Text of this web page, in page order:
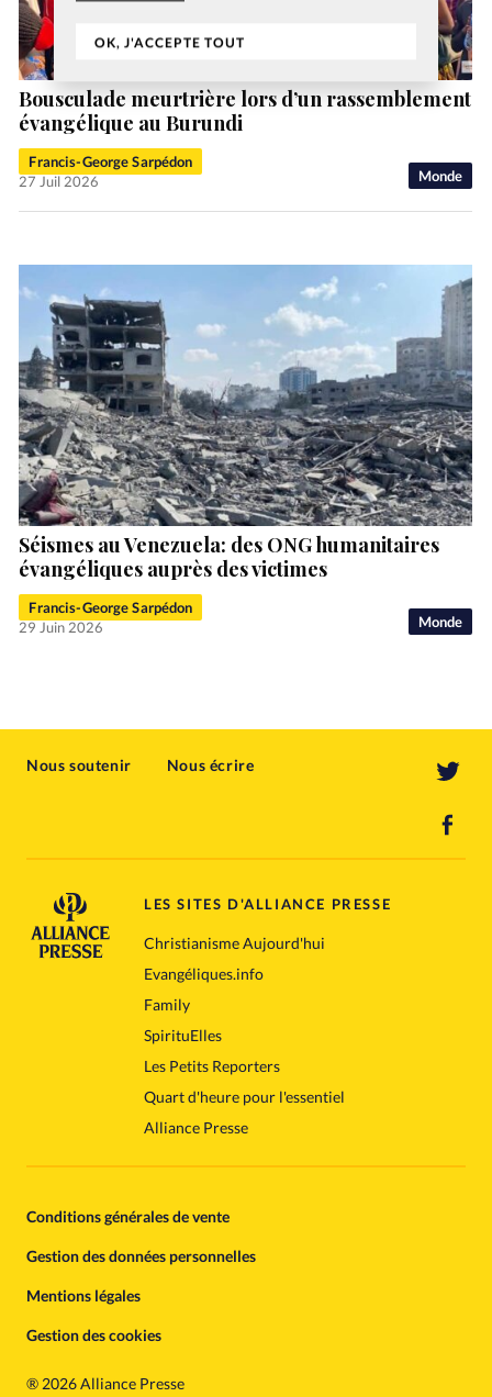
OK, J'ACCEPTE TOUT
Monde
Bousculade meurtrière lors d’un rassemblement
évangélique au Burundi
Francis-George Sarpédon
27 Juil 2026
Monde
Séismes au Venezuela: des ONG humanitaires
évangéliques auprès des victimes
Francis-George Sarpédon
29 Juin 2026
Nous soutenir Nous écrire
LES SITES D'ALLIANCE PRESSE
Christianisme Aujourd'hui
Evangéliques.info
Family
SpirituElles
Les Petits Reporters
Quart d'heure pour l'essentiel
Alliance Presse
Conditions générales de vente
Gestion des données personnelles
Mentions légales
Gestion des cookies
®2026 Alliance Presse